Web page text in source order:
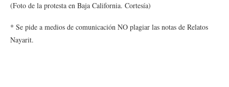
(Foto de la protesta en Baja California. Cortesía)
* Se pide a medios de comunicación NO plagiar las notas de Relatos
Nayarit.